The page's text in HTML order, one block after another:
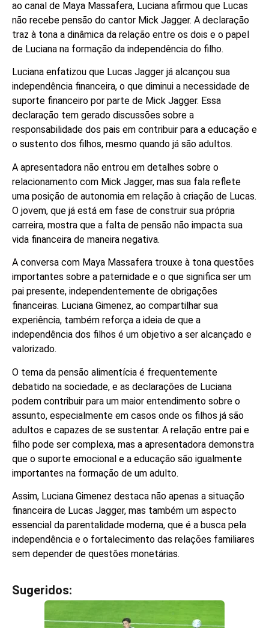
ao canal de Maya Massafera, Luciana afirmou que Lucas
não recebe pensão do cantor Mick Jagger. A declaração
traz à tona a dinâmica da relação entre os dois e o papel
de Luciana na formação da independência do filho.
Luciana enfatizou que Lucas Jagger já alcançou sua
independência financeira, o que diminui a necessidade de
suporte financeiro por parte de Mick Jagger. Essa
declaração tem gerado discussões sobre a
responsabilidade dos pais em contribuir para a educação e
o sustento dos filhos, mesmo quando já são adultos.
A apresentadora não entrou em detalhes sobre o
relacionamento com Mick Jagger, mas sua fala reflete
uma posição de autonomia em relação à criação de Lucas.
O jovem, que já está em fase de construir sua própria
carreira, mostra que a falta de pensão não impacta sua
vida financeira de maneira negativa.
A conversa com Maya Massafera trouxe à tona questões
importantes sobre a paternidade e o que significa ser um
pai presente, independentemente de obrigações
financeiras. Luciana Gimenez, ao compartilhar sua
experiência, também reforça a ideia de que a
independência dos filhos é um objetivo a ser alcançado e
valorizado.
O tema da pensão alimentícia é frequentemente
debatido na sociedade, e as declarações de Luciana
podem contribuir para um maior entendimento sobre o
assunto, especialmente em casos onde os filhos já são
adultos e capazes de se sustentar. A relação entre pai e
filho pode ser complexa, mas a apresentadora demonstra
que o suporte emocional e a educação são igualmente
importantes na formação de um adulto.
Assim, Luciana Gimenez destaca não apenas a situação
financeira de Lucas Jagger, mas também um aspecto
essencial da parentalidade moderna, que é a busca pela
independência e o fortalecimento das relações familiares
sem depender de questões monetárias.
Sugeridos: